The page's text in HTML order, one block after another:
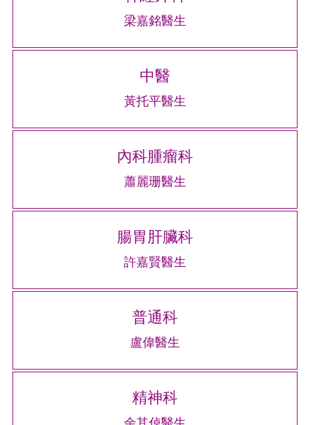
梁嘉銘醫生
中醫
黃托平醫生
內科腫瘤科
蕭麗珊醫生
腸胃肝臟科
許嘉賢醫生
普通科
盧偉醫生
精神科